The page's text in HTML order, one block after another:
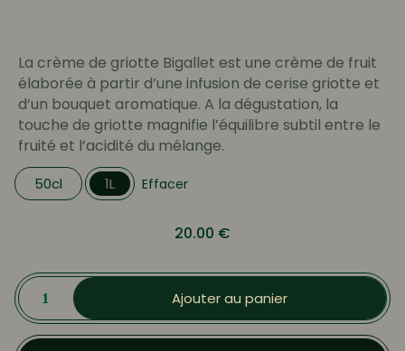
13.79 €
à
20.00 €
La crème de griotte Bigallet est une crème de fruit
élaborée à partir d’une infusion de cerise griotte et
d’un bouquet aromatique. A la dégustation, la
touche de griotte magnifie l’équilibre subtil entre le
fruité et l’acidité du mélange.
50cl 1L Effacer
20.00 €
quantité
de
Crème
de
Griotte
Ajouter au panier